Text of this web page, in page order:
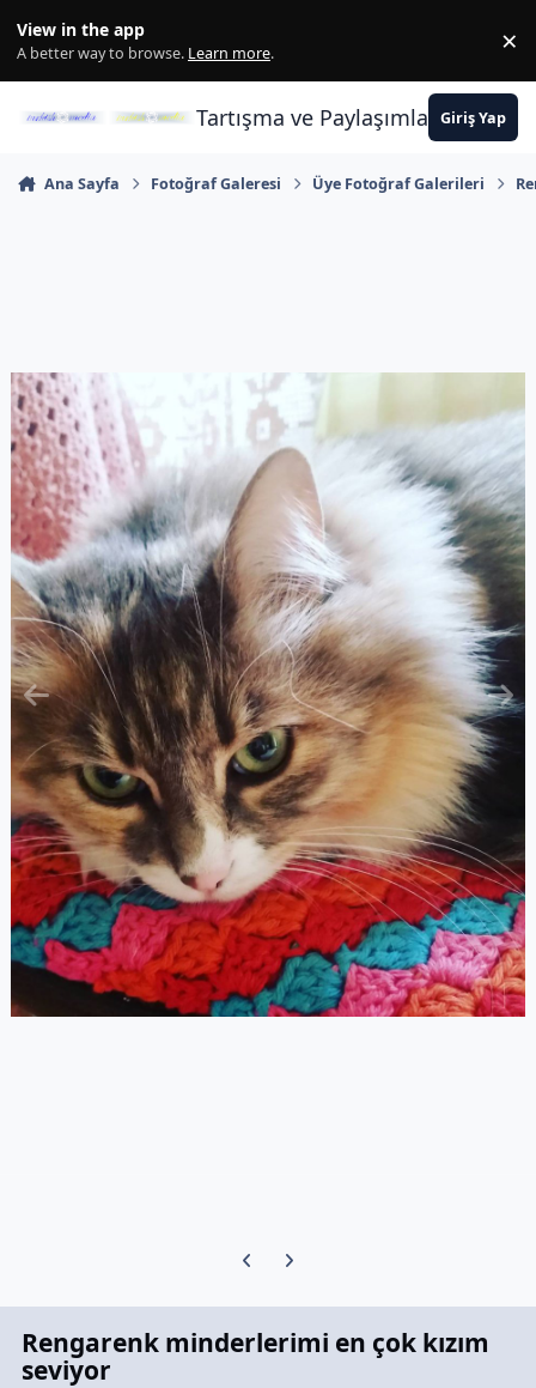
View in the app
A better way to browse. Learn more. ×
Tartışma ve PaylaşımlarınGiriş Yap
Ana Sayfa Fotoğraf Galeresi Üye Fotoğraf Galerileri
Previous carousel slide
Next carousel slide
Rengarenk minderlerimi en çok kızım
seviyor